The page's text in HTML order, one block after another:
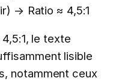
→ Ratio ≈ 4,5:1
le texte
lisible
notamment ceux